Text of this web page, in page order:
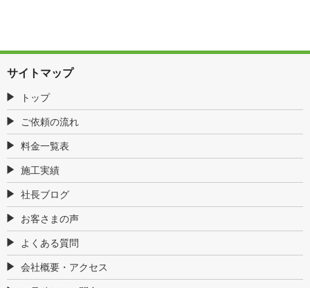
サイトマップ
トップ
ご依頼の流れ
料金一覧表
施工実績
社長ブログ
お客さまの声
よくある質問
会社概要・アクセス